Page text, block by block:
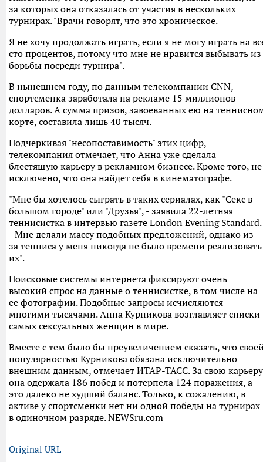
за которых она отказалась от участия в нескольких
турнирах. "Врачи говорят, что это хроническое.
Я не хочу продолжать играть, если я не могу играть на
сто процентов, потому что мне не нравится выбывать из
борьбы посреди турнира".
В нынешнем году, по данным телекомпании CNN,
спортсменка заработала на рекламе 15 миллионов
долларов. А сумма призов, завоеванных ею на
корте, составила лишь 40 тысяч.
Подчеркивая "несопоставимость" этих цифр,
телекомпания отмечает, что Анна уже сделала
блестящую карьеру в рекламном бизнесе. Кроме того, не
исключено, что она найдет себя в кинематографе.
"Мне бы хотелось сыграть в таких сериалах, как "Секс в
большом городе" или "Друзья", - заявила 22-летняя
теннисистка в интервью газете London Evening Standard.
- Мне делали массу подобных предложений, однако из-
за тенниса у меня никогда не было времени реализовать
их".
Поисковые системы интернета фиксируют очень
высокий спрос на данные о теннисистке, в том числе на
ее фотографии. Подобные запросы исчисляются
многими тысячами. Анна Курникова возглавляет списки
самых сексуальных женщин в мире.
Вместе с тем было бы преувеличением сказать, что
популярностью Курникова обязана исключительно
внешним данным, отмечает ИТАР-ТАСС. За свою карьеру
она одержала 186 побед и потерпела 124 поражения, а
это далеко не худший баланс. Только, к сожалению, в
активе у спортсменки нет ни одной победы на турнирах
в одиночном разряде. NEWSru.com
Original URL